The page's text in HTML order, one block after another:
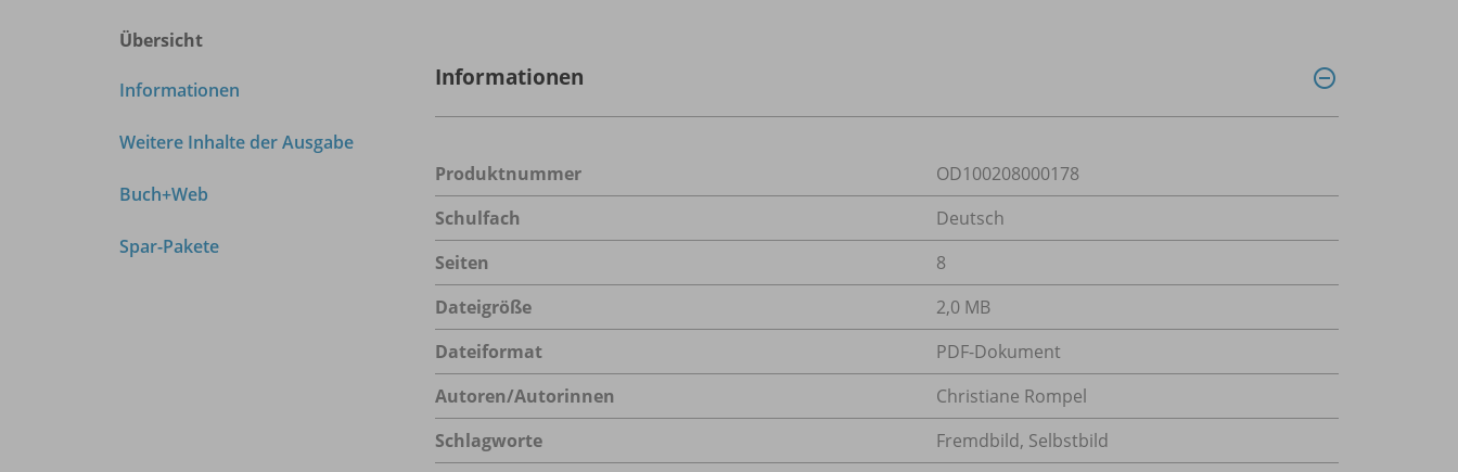
Übersicht
Informationen
Weitere Inhalte der Ausgabe
Buch+Web
Spar-Pakete
Informationen
Produktnummer
OD100208000178
Schulfach
Deutsch
Seiten
8
Dateigröße
2,0 MB
Dateiformat
PDF-Dokument
Autoren/Autorinnen
Christiane Rompel
Schlagworte
Fremdbild, Selbstbild